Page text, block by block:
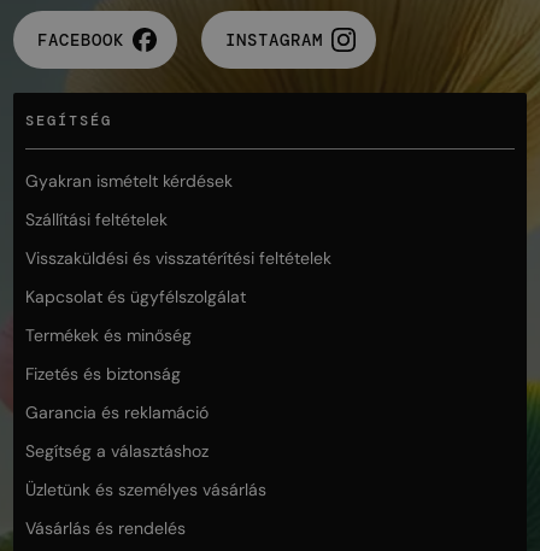
FACEBOOK INSTAGRAM
SEGÍTSÉG
Gyakran ismételt kérdések
Szállítási feltételek
Visszaküldési és visszatérítési feltételek
Kapcsolat és ügyfélszolgálat
Termékek és minőség
Fizetés és biztonság
Garancia és reklamáció
Segítség a választáshoz
Üzletünk és személyes vásárlás
Vásárlás és rendelés